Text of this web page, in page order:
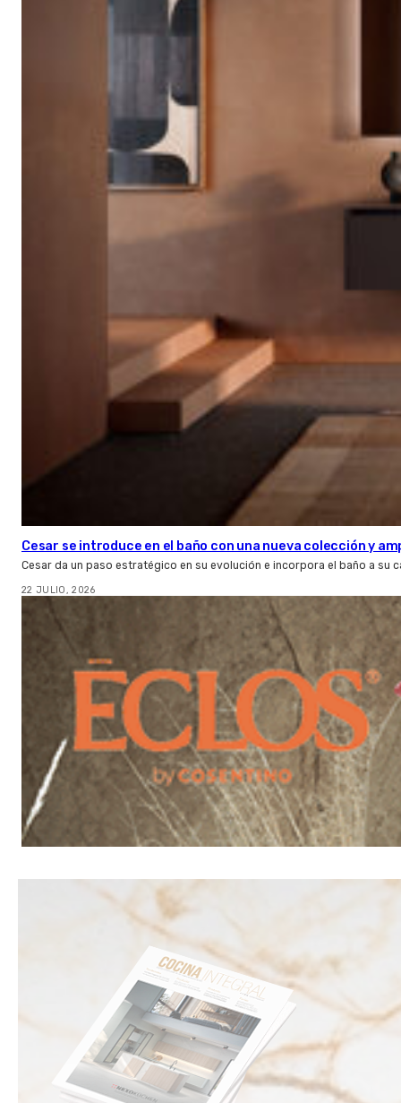
Cesar se introduce en el baño con una nueva colección y
Cesar da un paso estratégico en su evolución e incorpora el baño a su
22 JULIO, 2026